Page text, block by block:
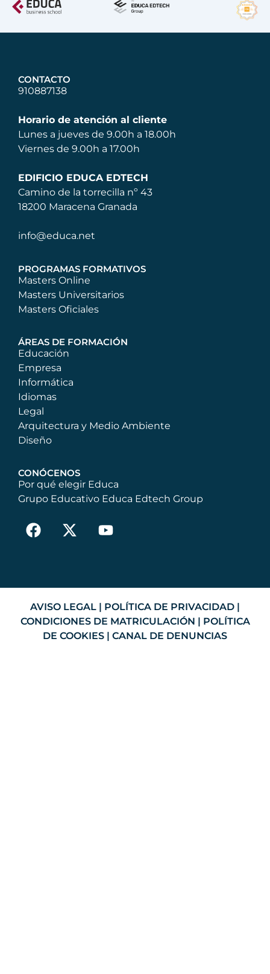
CONTACTO
910887138
Horario de atención al cliente
Lunes a jueves de 9.00h a 18.00h
Viernes de 9.00h a 17.00h
EDIFICIO EDUCA EDTECH
Camino de la torrecilla nº 43
18200 Maracena Granada
info@educa.net
PROGRAMAS FORMATIVOS
Masters Online
Masters Universitarios
Masters Oficiales
ÁREAS DE FORMACIÓN
Educación
Empresa
Informática
Idiomas
Legal
Arquitectura y Medio Ambiente
Diseño
CONÓCENOS
Por qué elegir Educa
Grupo Educativo Educa Edtech Group
AVISO LEGAL | POLÍTICA DE PRIVACIDAD |
CONDICIONES DE MATRICULACIÓN | POLÍTICA
DE COOKIES | CANAL DE DENUNCIAS